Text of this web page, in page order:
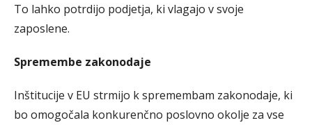
To lahko potrdijo podjetja, ki vlagajo v svoje
zaposlene.
Spremembe zakonodaje
Inštitucije v EU strmijo k spremembam zakonodaje, ki
bo omogočala konkurenčno poslovno okolje za vse